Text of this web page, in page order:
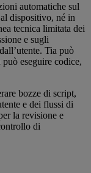
automatiche sul
dispositivo, né in
tecnica limitata dei
e sugli
Tia può
eseguire codice,
bozze di script,
e dei flussi di
la revisione e
di